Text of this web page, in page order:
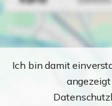
Ich bin damit